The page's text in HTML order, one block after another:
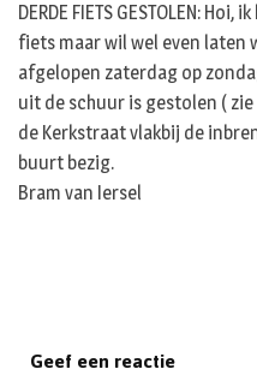
DERDE FIETS GESTOLEN:
fiets maar wil wel even laten
afgelopen zaterdag op
uit de schuur is gestolen (
de Kerkstraat vlakbij de
buurt bezig.
Bram van Iersel
Geef een reactie